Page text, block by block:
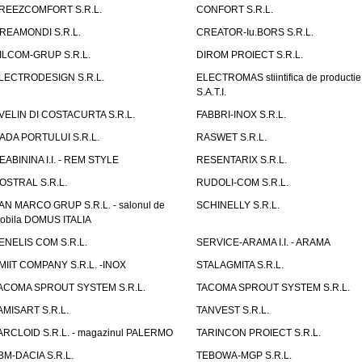
S.R.L.
CONFORT S.R.L.
S.R.L.
CREATOR-Iu.BORS S.R.L.
GRUP S.R.L.
DIROM PROIECT S.R.L.
S.R.L.
ELECTROMAS stiintifica de productie
S.A.T.I.
DI COSTACURTA S.R.L.
FABBRI-INOX S.R.L.
PORTULUI S.R.L.
RASWET S.R.L.
I.I. - REM STYLE
RESENTARIX S.R.L.
S.R.L.
RUDOLI-COM S.R.L.
MARCO GRUP S.R.L. - salonul de
DOMUS ITALIA
SCHINELLY S.R.L.
COM S.R.L.
SERVICE-ARAMA I.I. - ARAMA
COMPANY S.R.L. -INOX
STALAGMITA S.R.L.
SPROUT SYSTEM S.R.L.
TACOMA SPROUT SYSTEM S.R.L.
S.R.L.
TANVEST S.R.L.
S.R.L. - magazinul PALERMO
TARINCON PROIECT S.R.L.
DACIA S.R.L.
TEBOWA-MGP S.R.L.